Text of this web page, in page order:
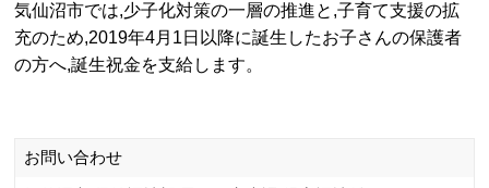
気仙沼市では,少子化対策の一層の推進と,子育て支援の拡
充のため,2019年4月1日以降に誕生したお子さんの保護者
の方へ,誕生祝金を支給します。
お問い合わせ